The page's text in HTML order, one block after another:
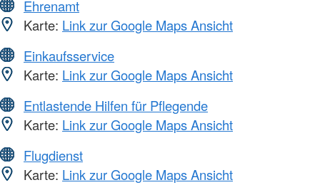
Ehrenamt
Karte: Link zur Google Maps Ansicht
Einkaufsservice
Karte: Link zur Google Maps Ansicht
Entlastende Hilfen für Pflegende
Karte: Link zur Google Maps Ansicht
Flugdienst
Karte: Link zur Google Maps Ansicht